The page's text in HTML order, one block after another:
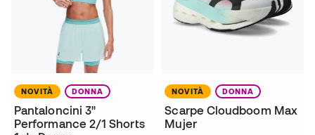
NOVITÀ DONNA
Pantaloncini 3"
Performance 2/1 Shorts
NOVITÀ DONNA
Scarpe Cloudboom Max
Mujer